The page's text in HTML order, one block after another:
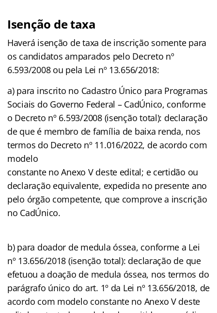
Isenção de taxa
Haverá isenção de taxa de inscrição somente para
os candidatos amparados pelo Decreto nº
6.593/2008 ou pela Lei nº 13.656/2018:
a) para inscrito no Cadastro Único para Programas
Sociais do Governo Federal – CadÚnico, conforme
o Decreto nº 6.593/2008 (isenção total): declaração
de que é membro de família de baixa renda, nos
termos do Decreto nº 11.016/2022, de acordo com
modelo
constante no Anexo V deste edital; e certidão ou
declaração equivalente, expedida no presente ano
pelo órgão competente, que comprove a inscrição
no CadÚnico.
b) para doador de medula óssea, conforme a Lei
nº 13.656/2018 (isenção total): declaração de que
efetuou a doação de medula óssea, nos termos do
parágrafo único do art. 1º da Lei nº 13.656/2018, de
acordo com modelo constante no Anexo V deste